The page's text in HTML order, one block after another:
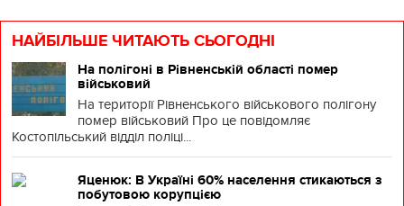
НАЙБІЛЬШЕ ЧИТАЮТЬ СЬОГОДНІ
На полігоні в Рівненській області помер
військовий
На території Рівненського військового полігону
помер військовий Про це повідомляє
Костопільський відділ поліці...
Яценюк: В Україні 60% населення стикаються з
побутовою корупцією